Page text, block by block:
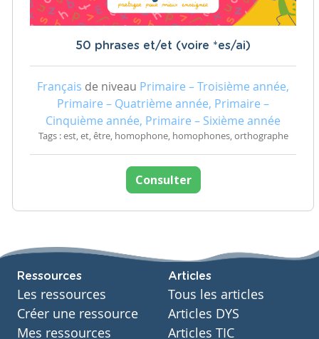
50 phrases et/et (voire *es/ai)
Français de niveau Primaire – Troisième année,
Primaire – Quatrième année, Primaire –
Cinquième année, Primaire – Sixième année
Tags : est, et, être, homophone, homophones, orthographe
Consulter
Ressources
Les ressources
Créer une ressource
Mes ressources
Articles
Tous les articles
Articles DYS
Articles TIC